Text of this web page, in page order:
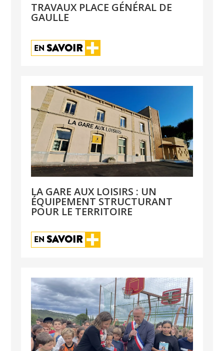
TRAVAUX PLACE GÉNÉRAL DE
GAULLE
EN SAVOIR
LA GARE AUX LOISIRS : UN
ÉQUIPEMENT STRUCTURANT
POUR LE TERRITOIRE
EN SAVOIR